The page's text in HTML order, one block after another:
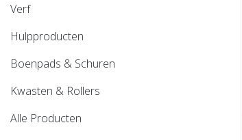
Verf
Hulpproducten
Boenpads & Schuren
Kwasten & Rollers
Alle Producten